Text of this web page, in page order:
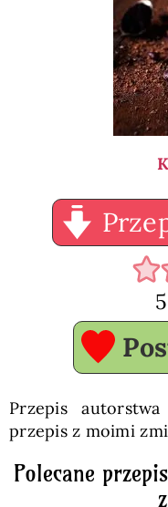
5
Przepis autorstwa
przepis z moimi
Polecane